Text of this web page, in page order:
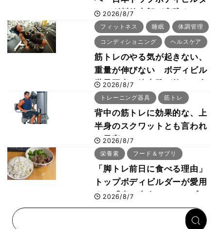
ー・刈川啓志郎が実践する
「回復習慣」
2026/8/7
フィットネス 睡眠 体調管理
コンディショニング ヘルスケア
筋トレのやる気が起きない、
重量が伸びない ボディビル
世界王者・鈴木雅が教える食
事・睡眠・呼吸の整え方
2026/8/7
トレーニング器具 筋トレ
背中の筋トレに効果的な、上
半身のスクワットとも言われ
た最高マシン“ノーチラス・
プルオーバーマシン”とは？
2026/8/7
栄養素 フード＆サプリ
「脚トレ前日に食べる理由」
トップボディビルダーが愛用
する「米＋牛肉」のシンプル
回復メシとは？
2026/8/7